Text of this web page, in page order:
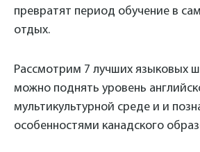
превратят период обучение в
отдых.
Рассмотрим 7 лучших языковых
можно поднять уровень
мультикультурной среде и и
особенностями канадского